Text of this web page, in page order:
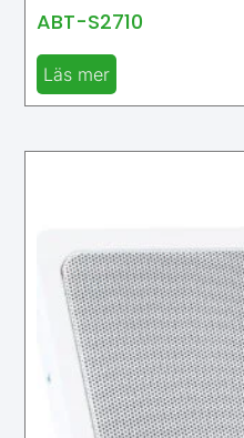
ABT-S2710
Läs mer